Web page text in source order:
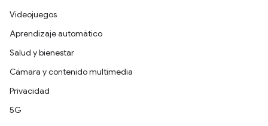
Videojuegos
Aprendizaje automático
Salud y bienestar
Cámara y contenido multimedia
Privacidad
5G